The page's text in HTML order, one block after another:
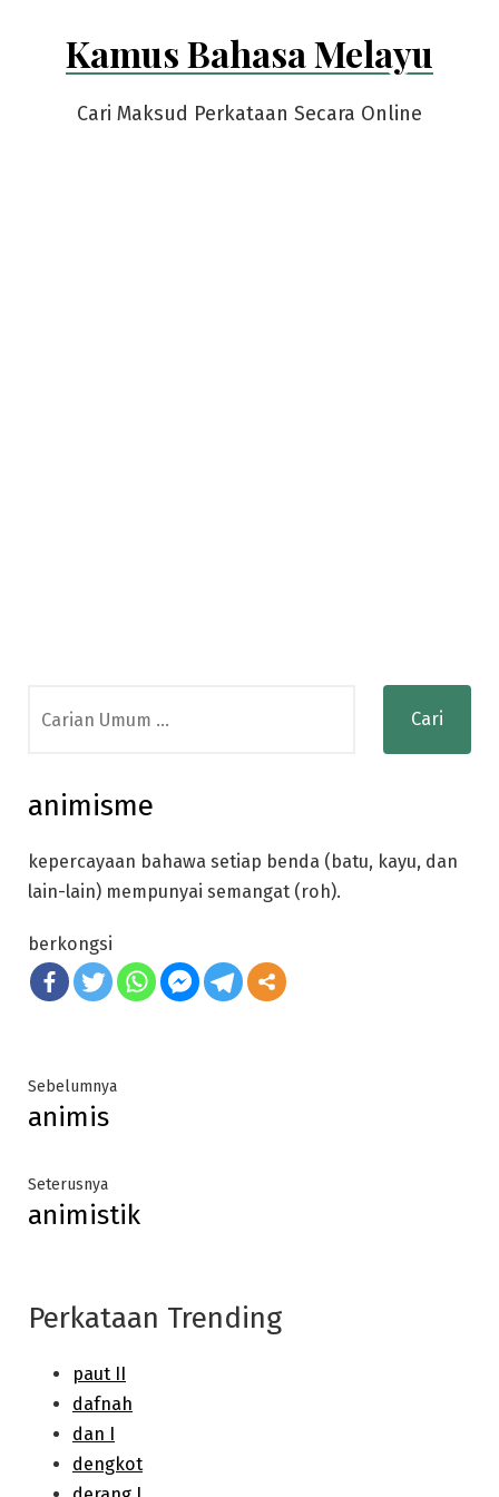
Kamus Bahasa Melayu
Cari Maksud Perkataan Secara Online
for:
animisme
kepercayaan bahawa setiap benda (batu, kayu, dan
lain-lain) mempunyai semangat (roh).
berkongsi
Post
navigation
SebelumnyaPrevious
animis
SeterusnyaNext
post:
animistik
Perkataan Trending